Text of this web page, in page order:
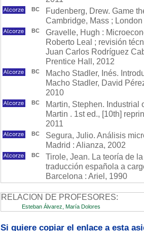
BC
Fudenberg, Drew. Game
Cambridge, Mass ;
BC
Gravelle, Hugh :
Roberto Leal ; revisión
Juan Carlos Rodríguez
Prentice Hall, 2012
BC
Macho Stadler, Inés.
Macho Stadler, David
2010
BC
Martin, Stephen. Industrial
Martin . 1st ed., [10th]
2011
BC
Segura, Julio. Análisis
Madrid : Alianza, 2002
BC
Tirole, Jean. La teoría de
traducción española a
Barcelona : Ariel, 1990
RELACION DE PROFESORES:
Esteban Álvarez, María Dolores
Si quiere copiar el enlace a esta